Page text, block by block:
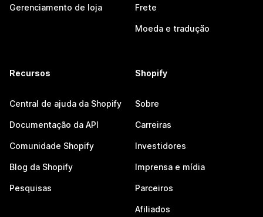
Gerenciamento de loja Frete
Moeda e tradução
Recursos
Central de ajuda da Shopify
Documentação da API
Comunidade Shopify
Blog da Shopify
Pesquisas
Shopify
Sobre
Carreiras
Investidores
Imprensa e mídia
Parceiros
Afiliados